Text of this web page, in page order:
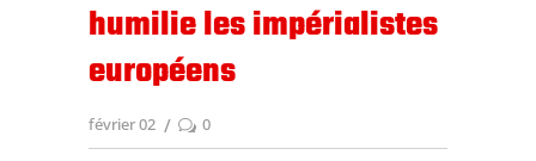
humilie les impérialistes
européens
février 02 0